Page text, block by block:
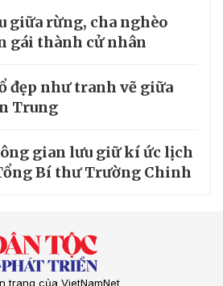
giữa rừng, cha nghèo
gái thành cử nhân
đẹp như tranh vẽ giữa
Trung
gian lưu giữ kí ức lịch
Bí thư Trường Chinh
trang của VietNamNet